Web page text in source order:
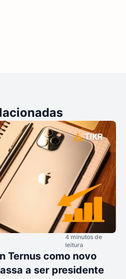
4 minutos de
leitura
Ternus como novo
a ser presidente